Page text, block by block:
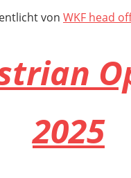
von WKF head
2025